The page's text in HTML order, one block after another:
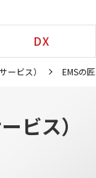
DX
ービス） EMSの匠
ビス）